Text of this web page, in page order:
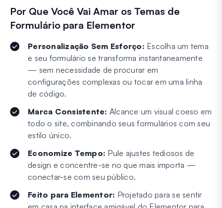
Por Que Você Vai Amar os Temas de
Formulário para Elementor
Personalização Sem Esforço: Escolha um tema
e seu formulário se transforma instantaneamente
— sem necessidade de procurar em
configurações complexas ou tocar em uma linha
de código.
Marca Consistente: Alcance um visual coeso em
todo o site, combinando seus formulários com seu
estilo único.
Economize Tempo: Pule ajustes tediosos de
design e concentre-se no que mais importa —
conectar-se com seu público.
Feito para Elementor: Projetado para se sentir